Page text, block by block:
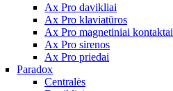
Ax Pro davikliai
Ax Pro klaviatūros
Ax Pro magnetiniai kontaktai
Ax Pro sirenos
Ax Pro priedai
Paradox
Centralės